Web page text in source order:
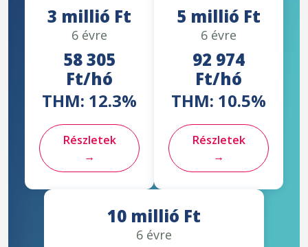
3 millió Ft
6 évre
58 305
Ft/hó
THM: 12.3%
Részletek
→
5 millió Ft
6 évre
92 974
Ft/hó
THM: 10.5%
Részletek
→
10 millió Ft
6 évre